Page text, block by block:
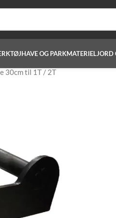
HAVE OG PARKMATERIELJORD
30cm til 1T / 2T